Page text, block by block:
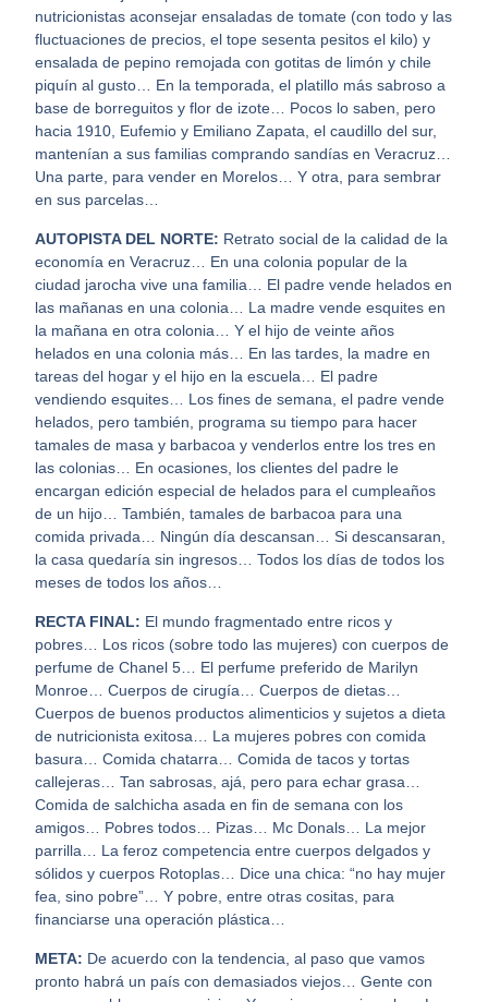
nutricionistas aconsejar ensaladas de tomate (con todo y las
fluctuaciones de precios, el tope sesenta pesitos el kilo) y
ensalada de pepino remojada con gotitas de limón y chile
piquín al gusto… En la temporada, el platillo más sabroso a
base de borreguitos y flor de izote… Pocos lo saben, pero
hacia 1910, Eufemio y Emiliano Zapata, el caudillo del sur,
mantenían a sus familias comprando sandías en Veracruz…
Una parte, para vender en Morelos… Y otra, para sembrar
en sus parcelas…
AUTOPISTA DEL NORTE: Retrato social de la calidad de la
economía en Veracruz… En una colonia popular de la
ciudad jarocha vive una familia… El padre vende helados en
las mañanas en una colonia… La madre vende esquites en
la mañana en otra colonia… Y el hijo de veinte años
helados en una colonia más… En las tardes, la madre en
tareas del hogar y el hijo en la escuela… El padre
vendiendo esquites… Los fines de semana, el padre vende
helados, pero también, programa su tiempo para hacer
tamales de masa y barbacoa y venderlos entre los tres en
las colonias… En ocasiones, los clientes del padre le
encargan edición especial de helados para el cumpleaños
de un hijo… También, tamales de barbacoa para una
comida privada… Ningún día descansan… Si descansaran,
la casa quedaría sin ingresos… Todos los días de todos los
meses de todos los años…
RECTA FINAL: El mundo fragmentado entre ricos y
pobres… Los ricos (sobre todo las mujeres) con cuerpos de
perfume de Chanel 5… El perfume preferido de Marilyn
Monroe… Cuerpos de cirugía… Cuerpos de dietas…
Cuerpos de buenos productos alimenticios y sujetos a dieta
de nutricionista exitosa… La mujeres pobres con comida
basura… Comida chatarra… Comida de tacos y tortas
callejeras… Tan sabrosas, ajá, pero para echar grasa…
Comida de salchicha asada en fin de semana con los
amigos… Pobres todos… Pizas… Mc Donals… La mejor
parrilla… La feroz competencia entre cuerpos delgados y
sólidos y cuerpos Rotoplas… Dice una chica: “no hay mujer
fea, sino pobre”… Y pobre, entre otras cositas, para
financiarse una operación plástica…
META: De acuerdo con la tendencia, al paso que vamos
pronto habrá un país con demasiados viejos… Gente con